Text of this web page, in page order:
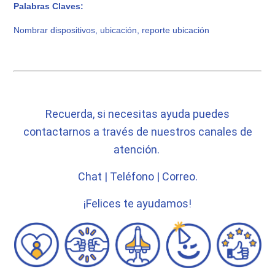
Palabras Claves:
Nombrar dispositivos, ubicación, reporte ubicación
Recuerda, si necesitas ayuda puedes
contactarnos a través de nuestros canales de
atención.
Chat | Teléfono | Correo.
¡Felices te ayudamos!